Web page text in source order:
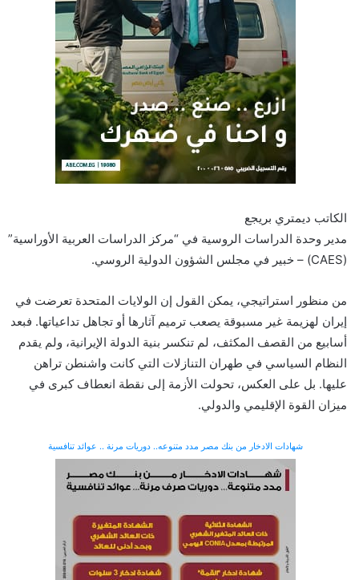
الكاتب ديمتري بريجع
مدير وحدة الدراسات الروسية في “مركز الدراسات العربية الأوراسية”
(CAES) – خبير في مجلس الشؤون الدولية الروسي.
من منظور استراتيجي، يمكن القول إن الولايات المتحدة تعرضت في
إيران لهزيمة غير مسبوقة يصعب ترميم آثارها أو تجاهل تداعياتها. فبعد
أسابيع من القصف المكثف، لم تنكسر بنية الدولة الإيرانية، ولم يقدم
النظام السياسي في طهران التنازلات التي كانت واشنطن تراهن
عليها. بل على العكس، تحولت الأزمة إلى نقطة انعطاف كبرى في
ميزان القوة الإقليمي والدولي.
شهادات الادخار من بنك مصر مدد متنوعه.. دوريات مرنة .. عوائد تنافسية